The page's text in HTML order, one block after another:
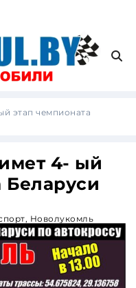
этап чемпионата
4- ый
Беларуси
, Новолукомль